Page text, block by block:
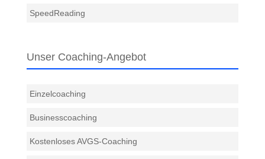
SpeedReading
Unser Coaching-Angebot
Einzelcoaching
Businesscoaching
Kostenloses AVGS-Coaching